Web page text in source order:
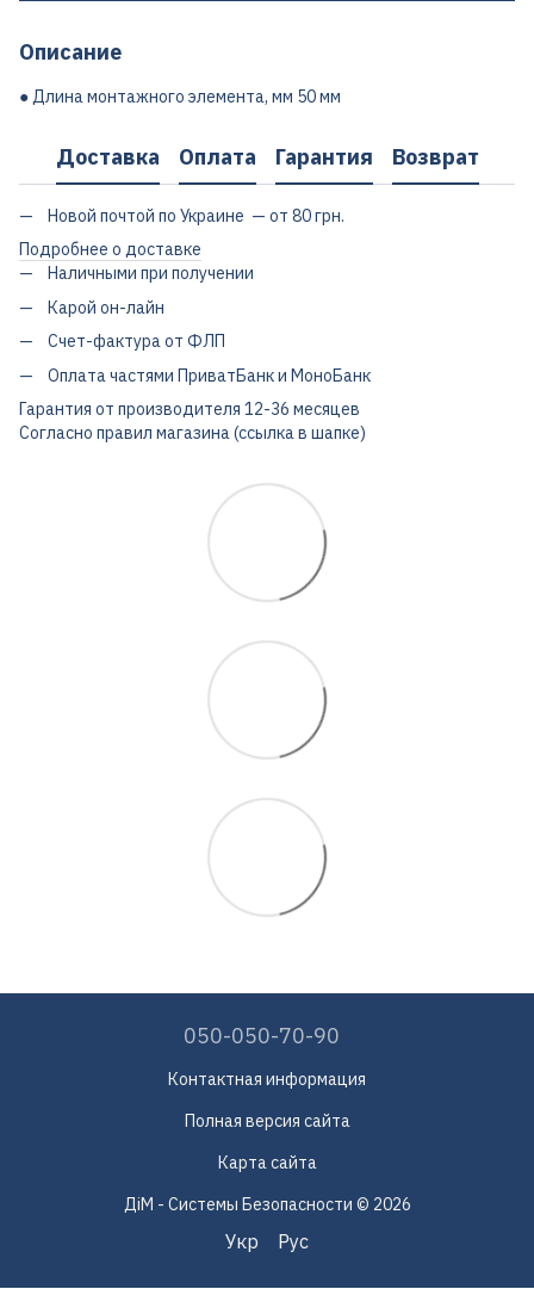
Описание
● Длина монтажного элемента, мм 50 мм
Доставка Оплата Гарантия Возврат
Новой почтой по Украине — от 80 грн.
Подробнее о доставке
Наличными при получении
Карой он-лайн
Счет-фактура от ФЛП
Оплата частями ПриватБанк и МоноБанк
Гарантия от производителя 12-36 месяцев
Согласно правил магазина (ссылка в шапке)
050-050-70-90
Контактная информация
Полная версия сайта
Карта сайта
ДіМ - Системы Безопасности © 2026
Укр Рус